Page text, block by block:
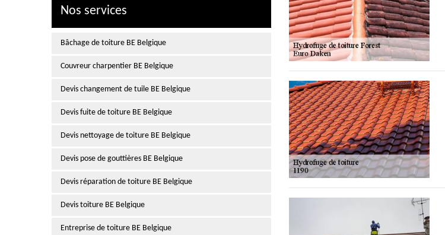
Nos services
Bâchage de toiture BE Belgique
Couvreur charpentier BE Belgique
Devis changement de tuile BE Belgique
Devis fuite de toiture BE Belgique
Devis nettoyage de toiture BE Belgique
Devis pose de gouttières BE Belgique
Devis réparation de toiture BE Belgique
Devis toiture BE Belgique
Entreprise de toiture BE Belgique